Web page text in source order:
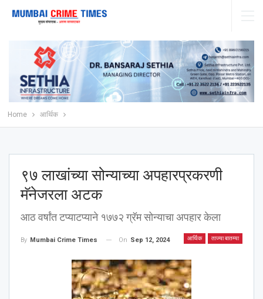
Home आर्थिक
९७ लाखांच्या सोन्याच्या अपहारप्रकरणी
मॅनेजरला अटक
आठ वर्षांत टप्याटप्याने १७७२ ग्रॅम सोन्याचा अपहार केला
आर्थिक ताज्या बातम्या
By Mumbai Crime Times On Sep 12, 2024